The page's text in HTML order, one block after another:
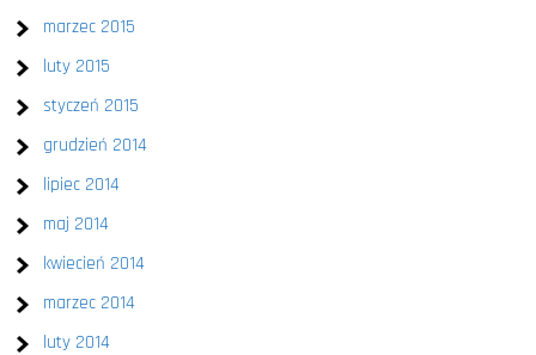
marzec 2015
luty 2015
styczeń 2015
grudzień 2014
lipiec 2014
maj 2014
kwiecień 2014
marzec 2014
luty 2014